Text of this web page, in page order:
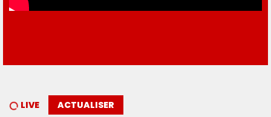
LIVE ACTUALISER